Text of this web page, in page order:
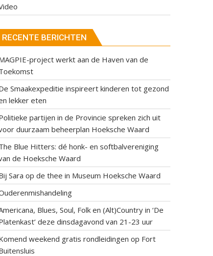
RECENTE BERICHTEN
project werkt aan de Haven van de
Smaakexpeditie inspireert kinderen tot gezond
lekker eten
partijen in de Provincie spreken zich uit
duurzaam beheerplan Hoeksche Waard
Blue Hitters: dé honk- en softbalvereniging
de Hoeksche Waard
Sara op de thee in Museum Hoeksche Waard
Blues, Soul, Folk en (Alt)Country in ‘De
deze dinsdagavond van 21-23 uur
weekend gratis rondleidingen op Fort